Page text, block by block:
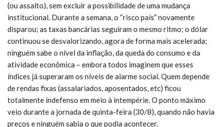
(ou assalto), sem excluir a possibilidade de uma mudança
institucional. Durante a semana, o “risco país” novamente
disparou; as taxas bancárias seguiram o mesmo ritmo; o dólar
continuou se desvalorizando, agora de forma mais acelerada;
ninguém sabe o nível da inflação, da queda do consumo e da
atividade econômica – embora todos imaginem que esses
índices já superaram os níveis de alarme social. Quem depende
de rendas fixas (assalariados, aposentados, etc) ficou
totalmente indefenso em meio à intempérie. O ponto máximo
veio durante a jornada de quinta-feira (30/8), quando não havia
preços e ninguém sabia o que podia acontecer.